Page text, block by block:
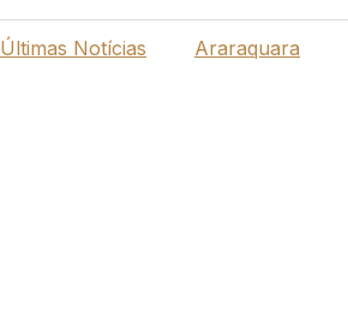
Últimas Notícias Araraquara